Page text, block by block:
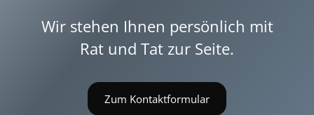
Wir stehen Ihnen persönlich mit
Rat und Tat zur Seite.
Zum Kontaktformular